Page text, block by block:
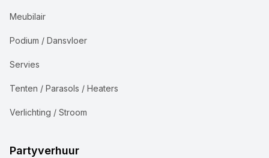
Meubilair
Podium / Dansvloer
Servies
Tenten / Parasols / Heaters
Verlichting / Stroom
Partyverhuur